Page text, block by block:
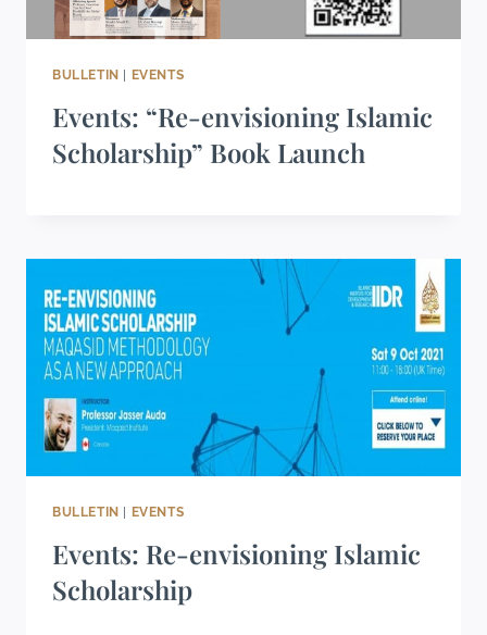
BULLETIN | EVENTS
Events: “Re-envisioning Islamic
Scholarship” Book Launch
BULLETIN | EVENTS
Events: Re-envisioning Islamic
Scholarship